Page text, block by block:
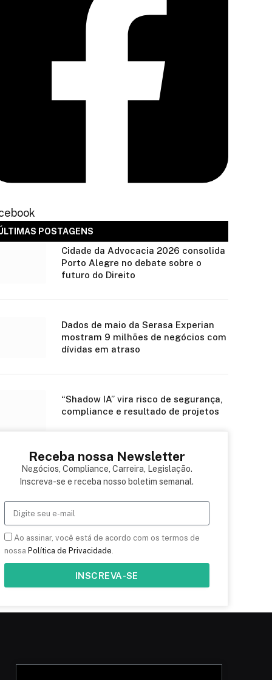
POSTAGENS
Cidade da Advocacia 2026 consolida
Porto Alegre no debate sobre o
futuro do Direito
Dados de maio da Serasa Experian
mostram 9 milhões de negócios com
dívidas em atraso
“Shadow IA” vira risco de segurança,
compliance e resultado de projetos
Receba nossa Newsletter
Negócios, Compliance, Carreira, Legislação.
Inscreva-se e receba nosso boletim semanal.
Ao assinar, você está de acordo com os termos de
nossa Política de Privacidade.
INSCREVA-SE